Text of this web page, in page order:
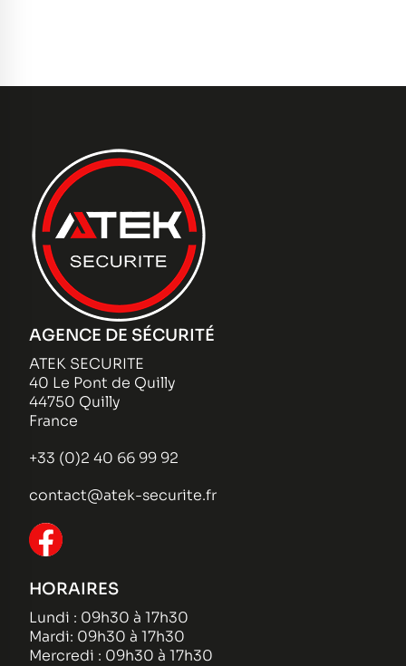
AGENCE DE SÉCURITÉ
ATEK SECURITE
40 Le Pont de Quilly
44750 Quilly
France
+33 (0)2 40 66 99 92
contact@atek-securite.fr
HORAIRES
Lundi : 09h30 à 17h30
Mardi: 09h30 à 17h30
Mercredi : 09h30 à 17h30